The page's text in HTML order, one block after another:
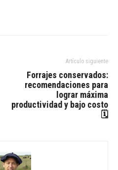
Artículo siguiente
Forrajes conservados:
recomendaciones para
lograr máxima
productividad y bajo costo
🗓